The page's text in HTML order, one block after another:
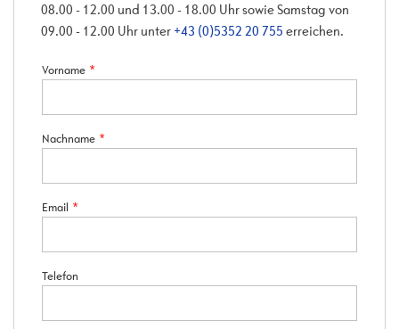
08.00 - 12.00 und 13.00 - 18.00 Uhr sowie Samstag von
09.00 - 12.00 Uhr unter +43 (0)5352 20 755 erreichen.